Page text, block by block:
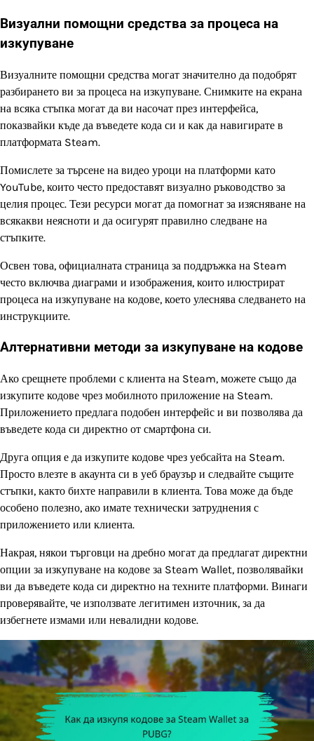
Визуални помощни средства за процеса на
изкупуване
Визуалните помощни средства могат значително да подобрят
разбирането ви за процеса на изкупуване. Снимките на екрана
на всяка стъпка могат да ви насочат през интерфейса,
показвайки къде да въведете кода си и как да навигирате в
платформата Steam.
Помислете за търсене на видео уроци на платформи като
YouTube, които често предоставят визуално ръководство за
целия процес. Тези ресурси могат да помогнат за изясняване на
всякакви неясноти и да осигурят правилно следване на
стъпките.
Освен това, официалната страница за поддръжка на Steam
често включва диаграми и изображения, които илюстрират
процеса на изкупуване на кодове, което улеснява следването на
инструкциите.
Алтернативни методи за изкупуване на кодове
Ако срещнете проблеми с клиента на Steam, можете също да
изкупите кодове чрез мобилното приложение на Steam.
Приложението предлага подобен интерфейс и ви позволява да
въведете кода си директно от смартфона си.
Друга опция е да изкупите кодове чрез уебсайта на Steam.
Просто влезте в акаунта си в уеб браузър и следвайте същите
стъпки, както бихте направили в клиента. Това може да бъде
особено полезно, ако имате технически затруднения с
приложението или клиента.
Накрая, някои търговци на дребно могат да предлагат директни
опции за изкупуване на кодове за Steam Wallet, позволявайки
ви да въведете кода си директно на техните платформи. Винаги
проверявайте, че използвате легитимен източник, за да
избегнете измами или невалидни кодове.